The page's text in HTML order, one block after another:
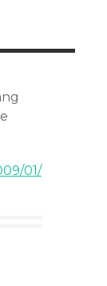
01/